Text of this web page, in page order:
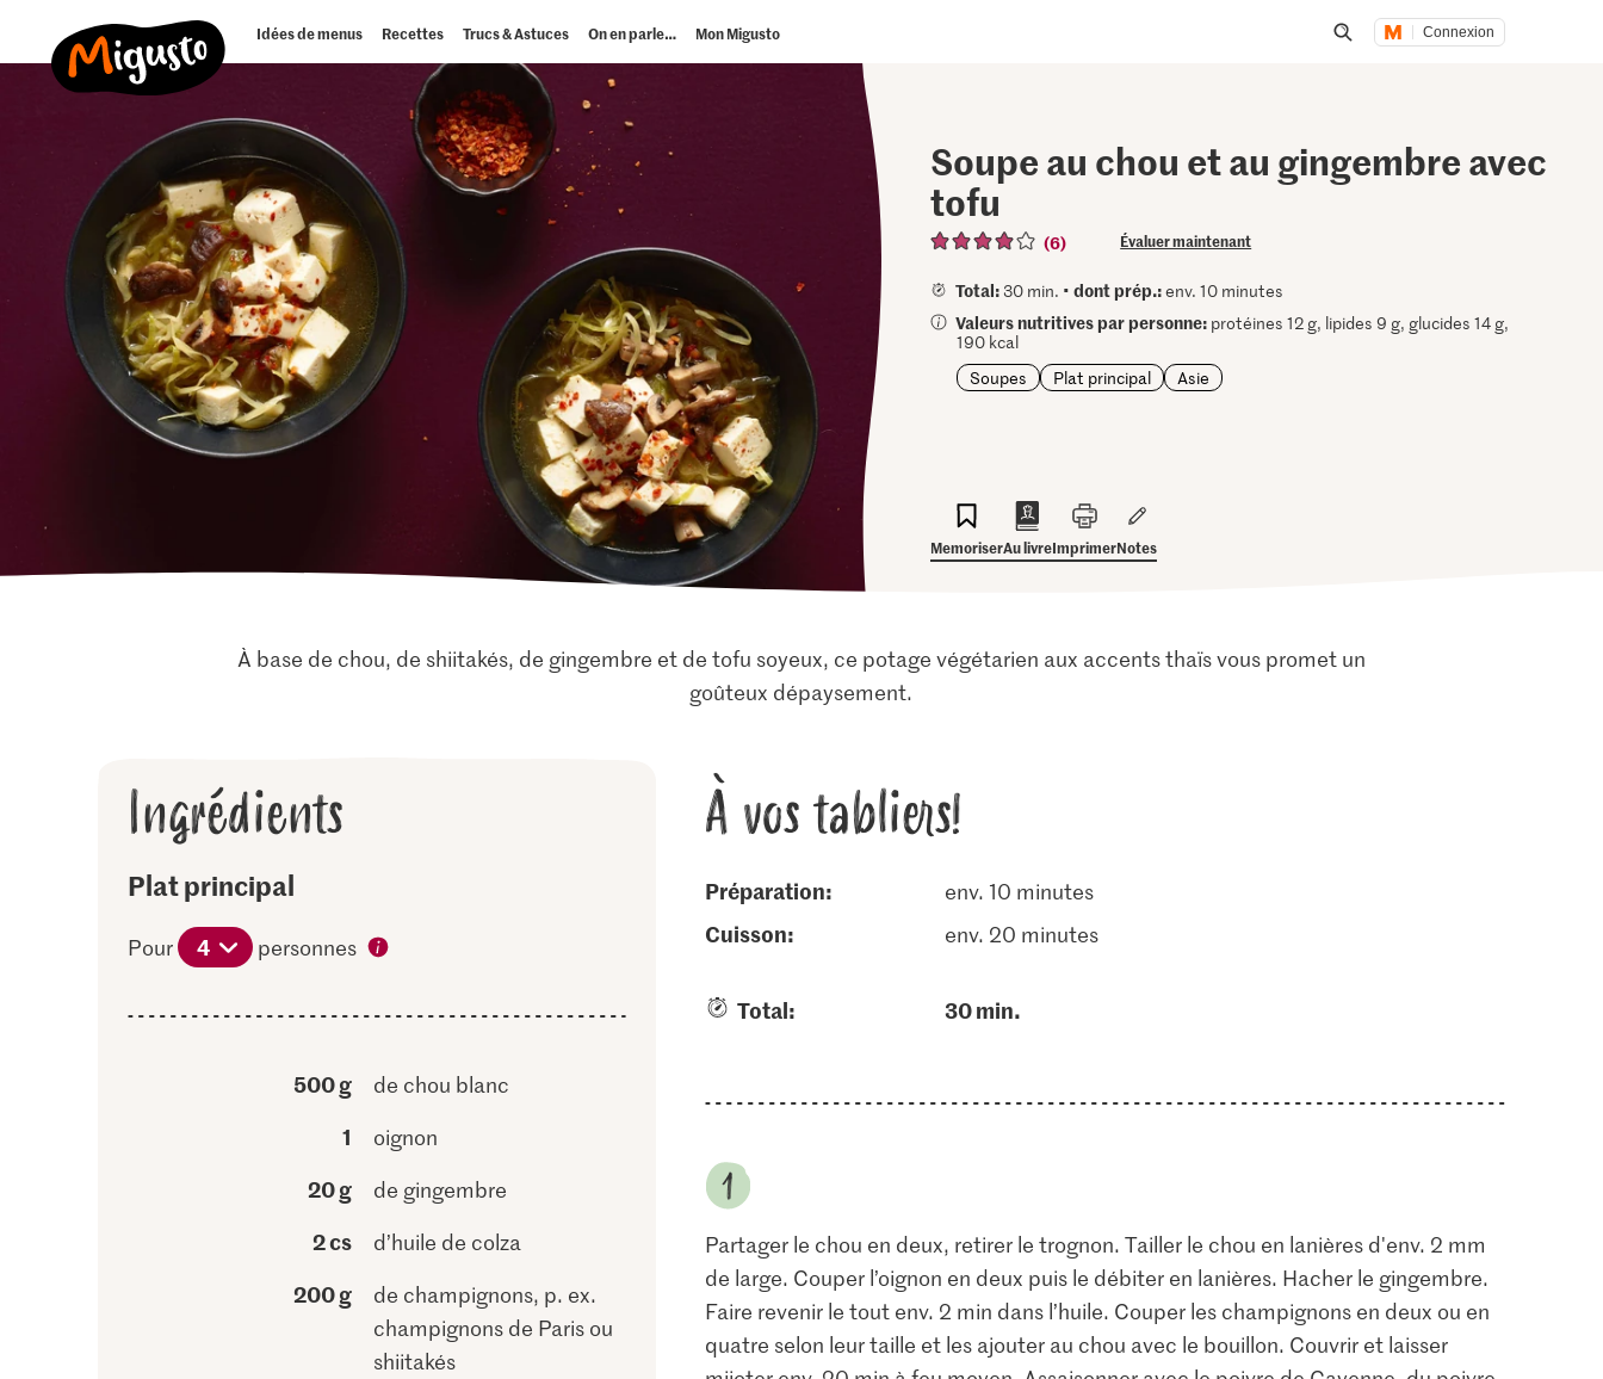
Idées de menus Recettes Trucs & Astuces On en parle… Mon Migusto Connexion
Soupe au chou et au gingembre avec
tofu
(6) Évaluer maintenant
Total: 30 min. •dont prép.:env. 10 minutes
Valeurs nutritives par personne: protéines 12 g, lipides 9 g, glucides 14 g,
190 kcal
Soupes
Plat principal Asie
MemoriserAu livreImprimerNotes
À base de chou, de shiitakés, de gingembre et de tofu soyeux, ce potage végétarien aux accents thaïs vous promet un
goûteux dépaysement.
Ingrédients
Plat principal
Pour 4 personnes
500 g de chou blanc
1 oignon
20 g de gingembre
2 cs d’huile de colza
200 g
de champignons, p. ex.
champignons de Paris ou
shiitakés
À vos tabliers!
Préparation: env. 10 minutes
cuisson: env. 20 minutes
Total: 30 min.
Partager le chou en deux, retirer le trognon. Tailler le chou en lanières d'env. 2 mm
de large. Couper l’oignon en deux puis le débiter en lanières. Hacher le gingembre.
Faire revenir le tout env. 2 min dans l’huile. Couper les champignons en deux ou en
quatre selon leur taille et les ajouter au chou avec le bouillon. Couvrir et laisser